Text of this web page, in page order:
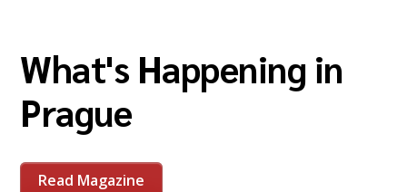
What's Happening in
Prague
Read Magazine